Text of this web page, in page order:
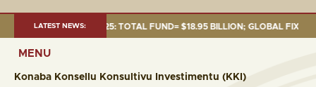
LATEST NEWS:
AS OF 30 SEP. 2025: TOTAL FUND= $18.95 BILLION; GLOBAL FIXED
MENU
Konaba Konsellu Konsultivu Investimentu (KKI)